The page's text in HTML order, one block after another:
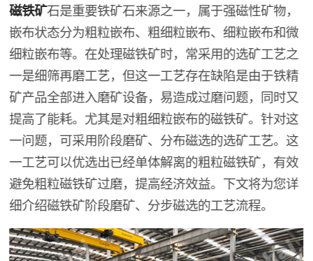
磁铁矿石是重要铁矿石来源之一，属于强磁性矿物，
嵌布状态分为粗粒嵌布、粗细粒嵌布、细粒嵌布和微
细粒嵌布等。在处理磁铁矿时，常采用的选矿工艺之
一是细筛再磨工艺，但这一工艺存在缺陷是由于铁精
矿产品全部进入磨矿设备，易造成过磨问题，同时又
提高了能耗。尤其是对粗细粒嵌布的磁铁矿。针对这
一问题，可采用阶段磨矿、分布磁选的选矿工艺。这
一工艺可以优选出已经单体解离的粗粒磁铁矿，有效
避免粗粒磁铁矿过磨，提高经济效益。下文将为您详
细介绍磁铁矿阶段磨矿、分步磁选的工艺流程。